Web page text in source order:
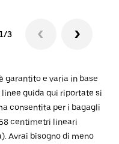
1/3
garantito e varia in base
guida qui riportate si
consentita per i bagagli
centimetri lineari
Avrai bisogno di meno